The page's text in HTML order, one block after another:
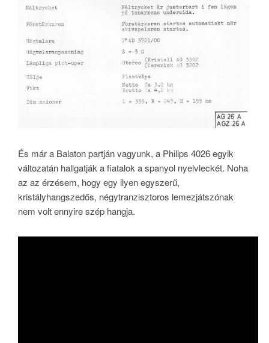
És már a Balaton partján vagyunk, a Philips 4026 egyik
változatán hallgatják a fiatalok a spanyol nyelvleckét. Noha
az az érzésem, hogy egy ilyen egyszerű,
kristályhangszedős, négytranzisztoros lemezjátszónak
nem volt ennyire szép hangja.